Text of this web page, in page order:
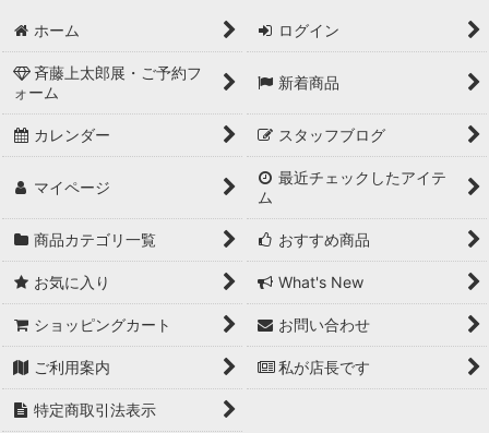
ホーム ログイン
斉藤上太郎展・ご予約フ
ォーム
新着商品
カレンダー スタッフブログ
マイページ
最近チェックしたアイテ
ム
商品カテゴリ一覧 おすすめ商品
お気に入り What's New
ショッピングカート お問い合わせ
ご利用案内 私が店長です
特定商取引法表示